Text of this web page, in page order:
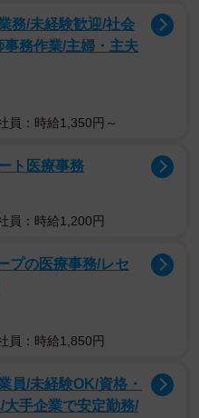
務/未経験歓迎/社会
務作業/主婦・主夫
員：時給1,350円～
ト医療事務
員：時給1,200円
プの医療事務/レセ
員：時給1,850円
員/未経験OK/資格・
手企業で安定勤務/